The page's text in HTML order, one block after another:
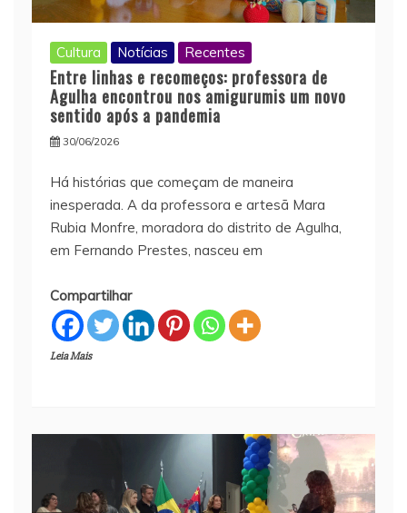
Cultura Notícias Recentes
Entre linhas e recomeços: professora de
Agulha encontrou nos amigurumis um novo
sentido após a pandemia
30/06/2026
Há histórias que começam de maneira
inesperada. A da professora e artesã Mara
Rubia Monfre, moradora do distrito de Agulha,
em Fernando Prestes, nasceu em
Compartilhar
Leia Mais